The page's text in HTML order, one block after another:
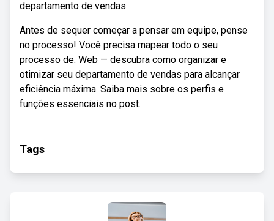
departamento de vendas.
Antes de sequer começar a pensar em equipe, pense
no processo! Você precisa mapear todo o seu
processo de. Web — descubra como organizar e
otimizar seu departamento de vendas para alcançar
eficiência máxima. Saiba mais sobre os perfis e
funções essenciais no post.
Tags